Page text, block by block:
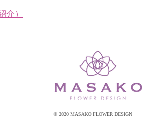
介）
© 2020 MASAKO FLOWER DESIGN